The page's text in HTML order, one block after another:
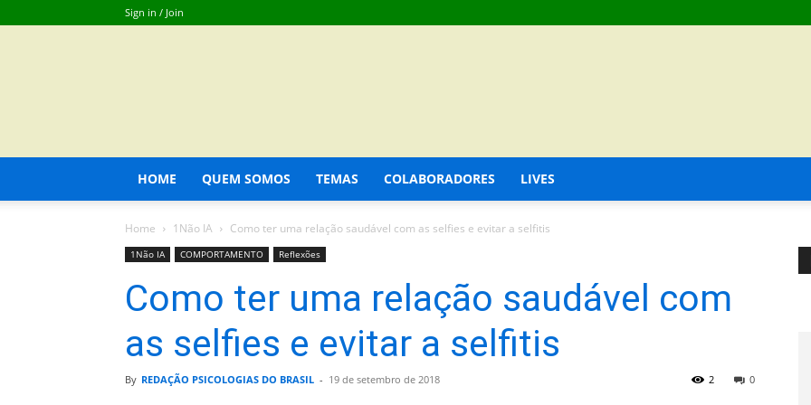
Sign in / Join
HOME QUEM SOMOS TEMAS COLABORADORES LIVES
Home 1Não IA Como ter uma relação saudável com as selfies e evitar a selfitis
1Não IA COMPORTAMENTO Reflexões
Como ter uma relação saudável com
as selfies e evitar a selfitis
By REDAÇÃO PSICOLOGIAS DO BRASIL - 19 de setembro de 2018 0
2